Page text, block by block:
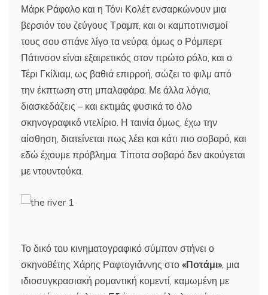
Μάρκ Ράφαλο και η Τόνι Κολέτ ενσαρκώνουν μια
βερσιόν του ζεύγους Τραμπ, και οι καμποτινισμοί
τους σου σπάνε λίγο τα νεύρα, όμως ο Ρόμπερτ
Πάτινσον είναι εξαιρετικός στον πρώτο ρόλο, και ο
Τέρι Γκίλιαμ, ως βαθιά επιρροή, σώζει το φιλμ από
την έκπτωση στη μπαλαφάρα. Με άλλα λόγια,
διασκεδάζεις – και εκτιμάς φυσικά το όλο
σκηνογραφικό ντελίριο. Η ταινία όμως, έχω την
αίσθηση, διατείνεται πως λέει και κάτι πιο σοβαρό, και
εδώ έχουμε πρόβλημα. Τίποτα σοβαρό δεν ακούγεται
με ντουντούκα.
Το δικό του κινηματογραφικό σύμπαν στήνει ο
σκηνοθέτης Χάρης Ραφτογιάννης στο «Ποτάμι», μια
ιδιοσυγκρασιακή ρομαντική κομεντί, καμωμένη με